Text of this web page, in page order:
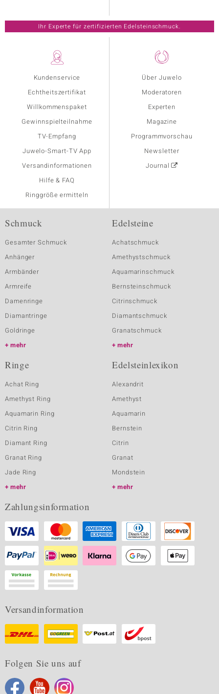
Kundenservice
Echtheitszertifikat
Willkommenspaket
Gewinnspielteilnahme
TV-Empfang
Juwelo-Smart-TV App
Versandinformationen
Hilfe & FAQ
Ringgröße ermitteln
Über Juwelo
Moderatoren
Experten
Magazine
Programmvorschau
Newsletter
Journal
Ihr Experte für zertifizierten Edelsteinschmuck.
Schmuck
Gesamter Schmuck
Anhänger
Armbänder
Armreife
Damenringe
Diamantringe
Goldringe
mehr
Edelsteine
Achatschmuck
Amethystschmuck
Aquamarinschmuck
Bernsteinschmuck
Citrinschmuck
Diamantschmuck
Granatschmuck
mehr
Ringe
Achat Ring
Amethyst Ring
Aquamarin Ring
Citrin Ring
Diamant Ring
Granat Ring
Jade Ring
mehr
Edelsteinlexikon
Alexandrit
Amethyst
Aquamarin
Bernstein
Citrin
Granat
Mondstein
mehr
Zahlungsinformation
Versandinformation
Folgen Sie uns auf